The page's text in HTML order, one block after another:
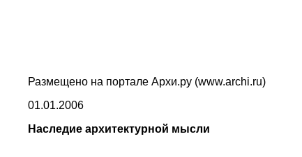
Размещено на портале Архи.ру (www.archi.ru)
01.01.2006
Наследие архитектурной мысли